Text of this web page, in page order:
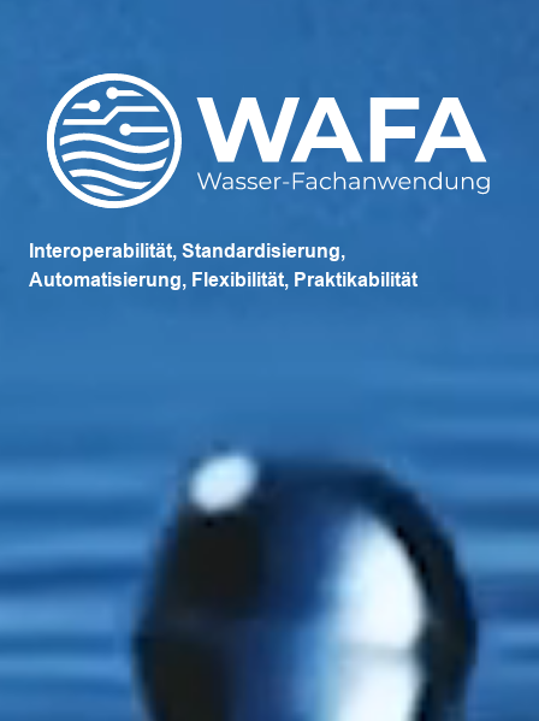
Interoperabilität, Standardisierung,
Automatisierung, Flexibilität, Praktikabilität